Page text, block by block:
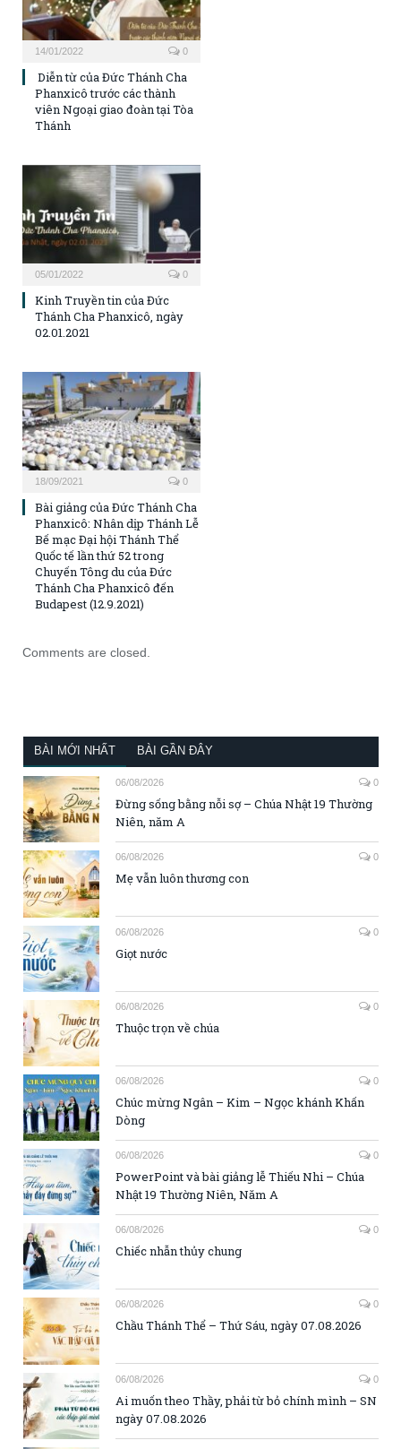
14/01/2022 0
Diễn từ của Đức Thánh Cha
Phanxicô trước các thành
viên Ngoại giao đoàn tại Tòa
Thánh
05/01/2022 0
Kinh Truyền tin của Đức
Thánh Cha Phanxicô, ngày
02.01.2021
18/09/2021 0
Bài giảng của Đức Thánh Cha
Phanxicô: Nhân dịp Thánh Lễ
Bế mạc Đại hội Thánh Thể
Quốc tế lần thứ 52 trong
Chuyến Tông du của Đức
Thánh Cha Phanxicô đến
Budapest (12.9.2021)
Comments are closed.
BÀI MỚI NHẤT BÀI GẦN ĐÂY
06/08/2026 0
Đừng sống bằng nỗi sợ – Chúa Nhật 19 Thường
Niên, năm A
06/08/2026 0
Mẹ vẫn luôn thương con
06/08/2026 0
Giọt nước
06/08/2026 0
Thuộc trọn về chúa
06/08/2026 0
Chúc mừng Ngân – Kim – Ngọc khánh Khấn
Dòng
06/08/2026 0
PowerPoint và bài giảng lễ Thiếu Nhi – Chúa
Nhật 19 Thường Niên, Năm A
06/08/2026 0
Chiếc nhẫn thủy chung
06/08/2026 0
Chầu Thánh Thể – Thứ Sáu, ngày 07.08.2026
06/08/2026 0
Ai muốn theo Thầy, phải từ bỏ chính mình – SN
ngày 07.08.2026